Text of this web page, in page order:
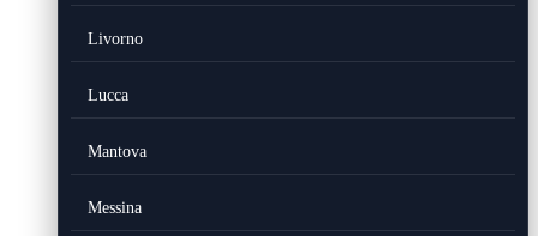
Livorno
Lucca
Mantova
Messina